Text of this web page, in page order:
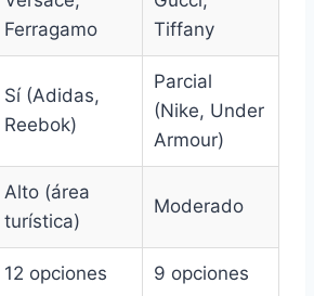
Ferragamo
Tiffany
Sí (Adidas,
Reebok)
Parcial
(Nike, Under
Armour)
Alto (área
turística)
Moderado
12 opciones 9 opciones